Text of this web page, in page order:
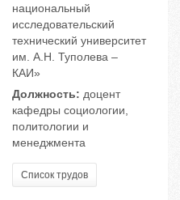
национальный
исследовательский
технический университет
им. А.Н. Туполева –
КАИ»
Должность: доцент
кафедры социологии,
политологии и
менеджмента
Список трудов